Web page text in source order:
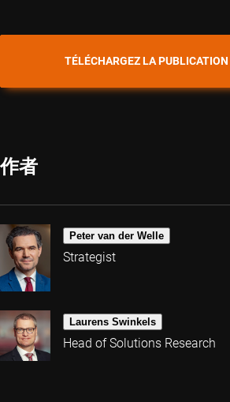
TÉLÉCHARGEZ LA
作者
Peter van der Welle
Strategist
Laurens Swinkels
Head of Solutions Research